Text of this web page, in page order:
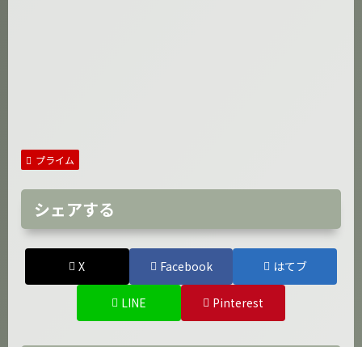
プライム
シェアする
X Facebook はてブ
LINE Pinterest